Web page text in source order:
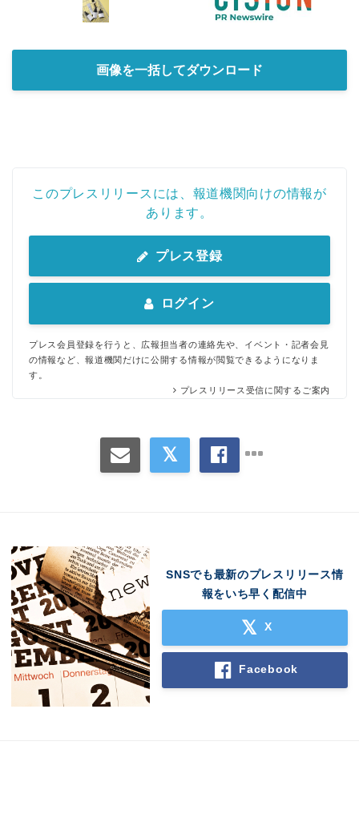
画像を一括してダウンロード
このプレスリリースには、報道機関向けの情報が
あります。
プレス登録
ログイン
プレス会員登録を行うと、広報担当者の連絡先や、イベント・記者会見
の情報など、報道機関だけに公開する情報が閲覧できるようになりま
す。
プレスリリース受信に関するご案内
SNSでも最新のプレスリリース情
報をいち早く配信中
X
Facebook
Japanese